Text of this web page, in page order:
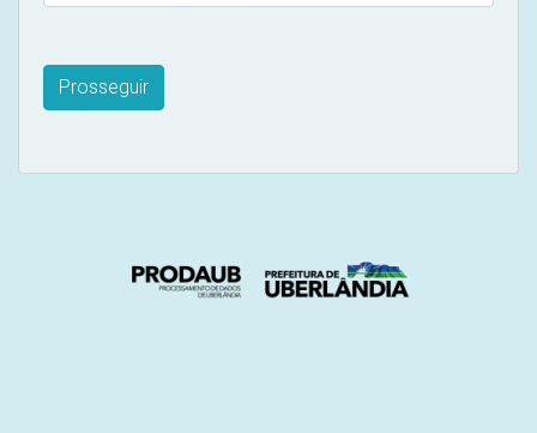
Prosseguir